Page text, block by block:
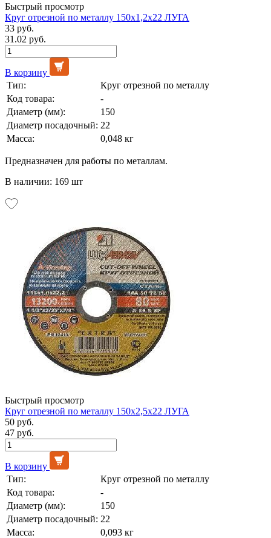
Быстрый просмотр
Круг отрезной по металлу 150х1,2х22 ЛУГА
33 руб.
31.02 руб.
В корзину
Тип:
Круг отрезной по металлу
Код товара:
-
Диаметр (мм):
150
Диаметр посадочный: 22
Масса:
0,048 кг
Предназначен для работы по металлам.
В наличии: 169 шт
Быстрый просмотр
Круг отрезной по металлу 150х2,5х22 ЛУГА
50 руб.
47 руб.
В корзину
Тип:
Круг отрезной по металлу
Код товара:
-
Диаметр (мм):
150
Диаметр посадочный: 22
Масса:
0,093 кг